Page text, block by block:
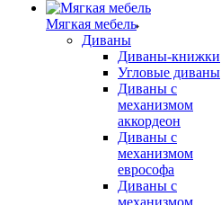
Мягкая мебель
Диваны
Диваны-книжки
Угловые диваны
Диваны с
механизмом
аккордеон
Диваны с
механизмом
еврософа
Диваны с
механизмом